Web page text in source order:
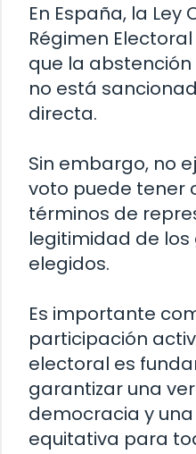
En España, la Ley
Régimen
que la
no está
directa.
Sin embargo, no
voto puede tener
términos de
legitimidad de los
elegidos.
Es importante
participación
electoral es
garantizar una
democracia y
equitativa para